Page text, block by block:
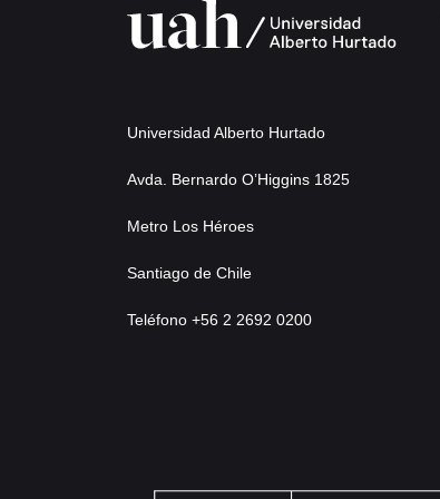
Universidad Alberto Hurtado
Avda. Bernardo O’Higgins 1825
Metro Los Héroes
Santiago de Chile
Teléfono +56 2 2692 0200